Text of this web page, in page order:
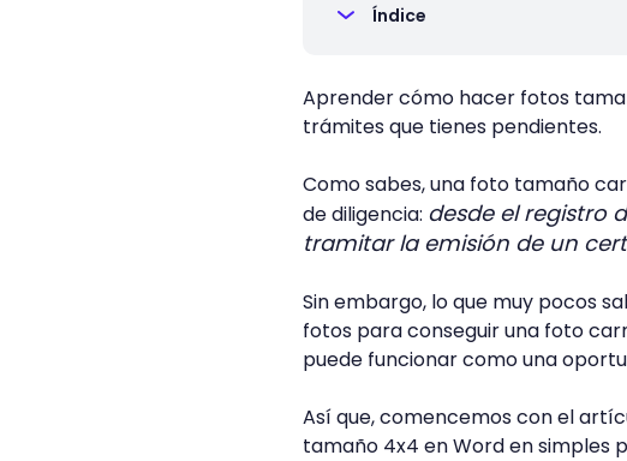
Índice
Aprender cómo hacer fotos
trámites que tienes pendientes.
Como sabes, una foto tamaño
de diligencia: desde el registro
tramitar la emisión de un
Sin embargo, lo que muy pocos
fotos para conseguir una foto
puede funcionar como una
Así que, comencemos con el
tamaño 4x4 en Word en simples